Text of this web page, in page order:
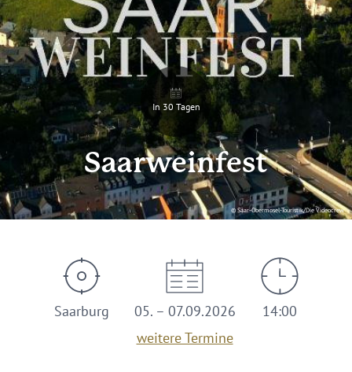
© Saar-Obermosel-Touristik/Die Videocrew
In 30 Tagen
Saarweinfest
Saarburg
05. – 07.09.2026
weitere Termine
14:00